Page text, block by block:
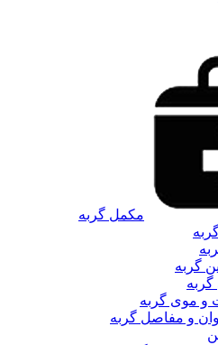
مکمل گربه
گربه
گربه
و موی گربه
و مفاصل گربه